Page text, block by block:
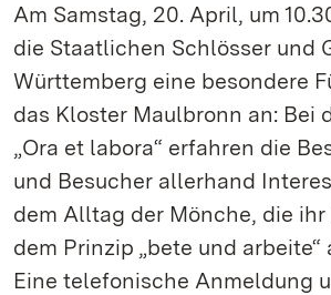
Am Samstag, 20. April, um
die Staatlichen Schlösser und
Württemberg eine besondere
das Kloster Maulbronn an: Bei
„Ora et labora“ erfahren die
und Besucher allerhand
dem Alltag der Mönche, die ihr
dem Prinzip „bete und
Eine telefonische Anmeldung